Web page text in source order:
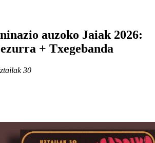
auzoko Jaiak 2026:
+ Txegebanda
30